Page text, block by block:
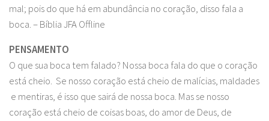
mal; pois do que há em abundância no coração, disso fala a
boca. – Bíblia JFA Offline
PENSAMENTO
O que sua boca tem falado? Nossa boca fala do que o coração
está cheio. Se nosso coração está cheio de malícias, maldades
e mentiras, é isso que sairá de nossa boca. Mas se nosso
coração está cheio de coisas boas, do amor de Deus, de